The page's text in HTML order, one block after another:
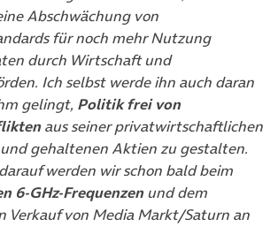
Abschwächung von
für noch mehr Nutzung
durch Wirtschaft und
Ich selbst werde ihn auch daran
gelingt, Politik frei von
aus seiner privatwirtschaftlichen
gehaltenen Aktien zu gestalten.
werden wir schon bald beim
6-GHz-Frequenzenund dem
Verkauf von Media Markt/Saturn an